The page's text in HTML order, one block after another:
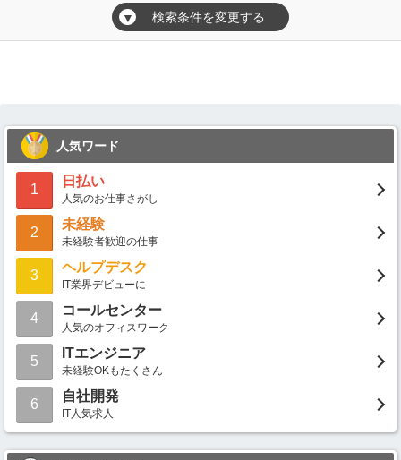
▼ 検索条件を変更する
人気ワード
1
日払い
人気のお仕事さがし
2
未経験
未経験者歓迎の仕事
3
ヘルプデスク
IT業界デビューに
4
コールセンター
人気のオフィスワーク
5
ITエンジニア
未経験OKもたくさん
6
自社開発
IT人気求人